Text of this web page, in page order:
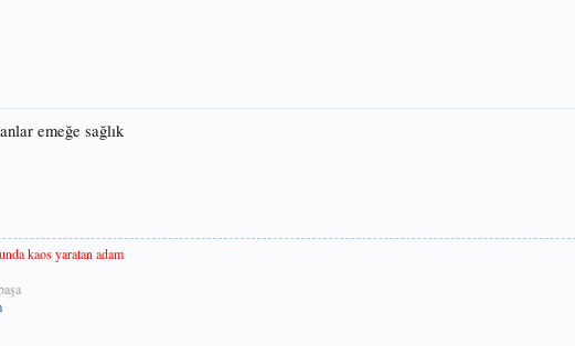
emeğe sağlık
kaos yaratan adam